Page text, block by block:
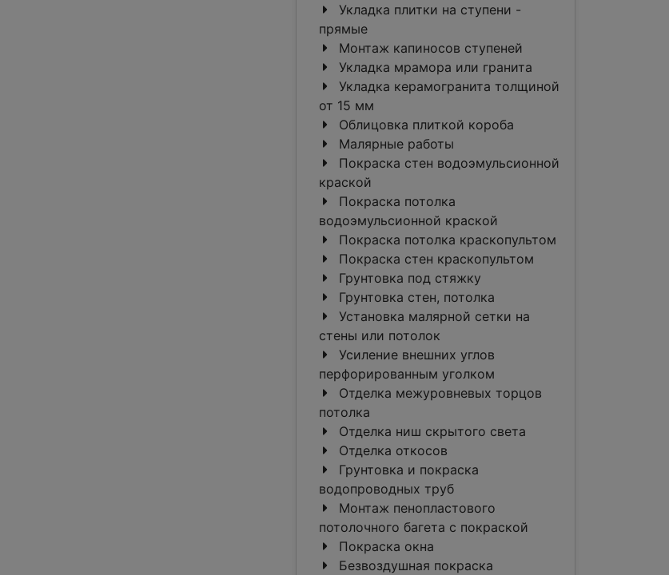
Укладка плитки на ступени -
прямые
Монтаж капиносов ступеней
Укладка мрамора или гранита
Укладка керамогранита толщиной
от 15 мм
Облицовка плиткой короба
Малярные работы
Покраска стен водоэмульсионной
краской
Покраска потолка
водоэмульсионной краской
Покраска потолка краскопультом
Покраска стен краскопультом
Грунтовка под стяжку
Грунтовка стен, потолка
Установка малярной сетки на
стены или потолок
Усиление внешних углов
перфорированным уголком
Отделка межуровневых торцов
потолка
Отделка ниш скрытого света
Отделка откосов
Грунтовка и покраска
водопроводных труб
Монтаж пенопластового
потолочного багета c покраской
Покраска окна
Безвоздушная покраска